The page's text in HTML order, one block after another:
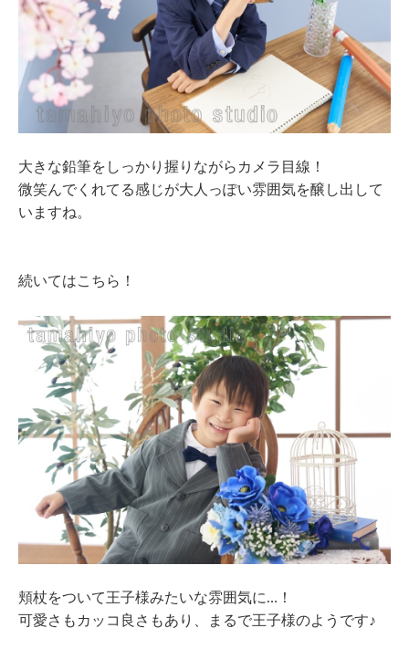
大きな鉛筆をしっかり握りながらカメラ目線！
微笑んでくれてる感じが大人っぽい雰囲気を醸し出して
いますね。
続いてはこちら！
頬杖をついて王子様みたいな雰囲気に…！
可愛さもカッコ良さもあり、まるで王子様のようです♪